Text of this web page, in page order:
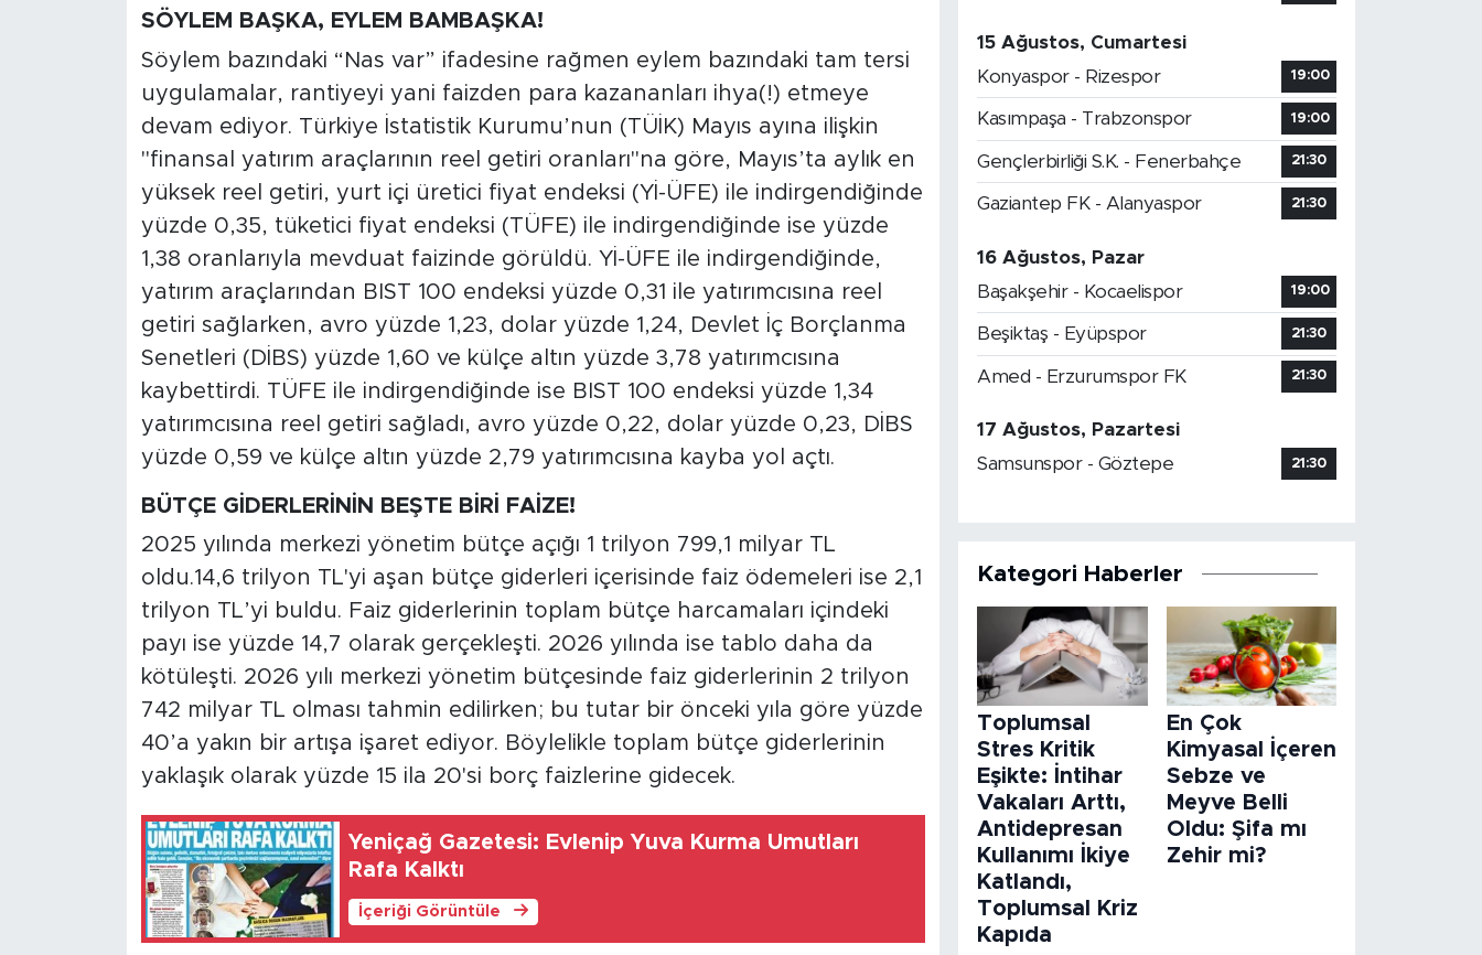
SÖYLEM BAŞKA, EYLEM BAMBAŞKA!
Söylem bazındaki “Nas var” ifadesine rağmen eylem bazındaki tam tersi
uygulamalar, rantiyeyi yani faizden para kazananları ihya(!) etmeye
devam ediyor. Türkiye İstatistik Kurumu’nun (TÜİK) Mayıs ayına ilişkin
"finansal yatırım araçlarının reel getiri oranları"na göre, Mayıs’ta aylık en
yüksek reel getiri, yurt içi üretici fiyat endeksi (Yİ-ÜFE) ile indirgendiğinde
yüzde 0,35, tüketici fiyat endeksi (TÜFE) ile indirgendiğinde ise yüzde
1,38 oranlarıyla mevduat faizinde görüldü. Yİ-ÜFE ile indirgendiğinde,
yatırım araçlarından BIST 100 endeksi yüzde 0,31 ile yatırımcısına reel
getiri sağlarken, avro yüzde 1,23, dolar yüzde 1,24, Devlet İç Borçlanma
Senetleri (DİBS) yüzde 1,60 ve külçe altın yüzde 3,78 yatırımcısına
kaybettirdi. TÜFE ile indirgendiğinde ise BIST 100 endeksi yüzde 1,34
yatırımcısına reel getiri sağladı, avro yüzde 0,22, dolar yüzde 0,23, DİBS
yüzde 0,59 ve külçe altın yüzde 2,79 yatırımcısına kayba yol açtı.
BÜTÇE GİDERLERİNİN BEŞTE BİRİ FAİZE!
2025 yılında merkezi yönetim bütçe açığı 1 trilyon 799,1 milyar TL
oldu.14,6 trilyon TL'yi aşan bütçe giderleri içerisinde faiz ödemeleri ise 2,1
trilyon TL’yi buldu. Faiz giderlerinin toplam bütçe harcamaları içindeki
payı ise yüzde 14,7 olarak gerçekleşti. 2026 yılında ise tablo daha da
kötüleşti. 2026 yılı merkezi yönetim bütçesinde faiz giderlerinin 2 trilyon
742 milyar TL olması tahmin edilirken; bu tutar bir önceki yıla göre yüzde
40’a yakın bir artışa işaret ediyor. Böylelikle toplam bütçe giderlerinin
yaklaşık olarak yüzde 15 ila 20'si borç faizlerine gidecek.
Yeniçağ Gazetesi: Evlenip Yuva Kurma Umutları
Rafa Kalktı
İçeriği Görüntüle
15 Ağustos, Cumartesi
Konyaspor - Rizespor
19:00
Kasımpaşa - Trabzonspor 19:00
Gençlerbirliği S.K. - Fenerbahçe 21:30
Gaziantep FK - Alanyaspor 21:30
16 Ağustos, Pazar
Başakşehir - Kocaelispor
19:00
Beşiktaş - Eyüpspor 21:30
Amed - Erzurumspor FK 21:30
17 Ağustos, Pazartesi
Samsunspor - Göztepe
21:30
Kategori Haberler
Toplumsal
Stres Kritik
Eşikte: İntihar
Vakaları Arttı,
Antidepresan
Kullanımı İkiye
Katlandı,
Toplumsal Kriz
Kapıda
En Çok
Kimyasal İçeren
Sebze ve
Meyve Belli
Oldu: Şifa mı
Zehir mi?
SİYASET
FOTO GALERİ
VİDEOLAR
ALINTI YAZARLAR
SOSYAL MEDYA